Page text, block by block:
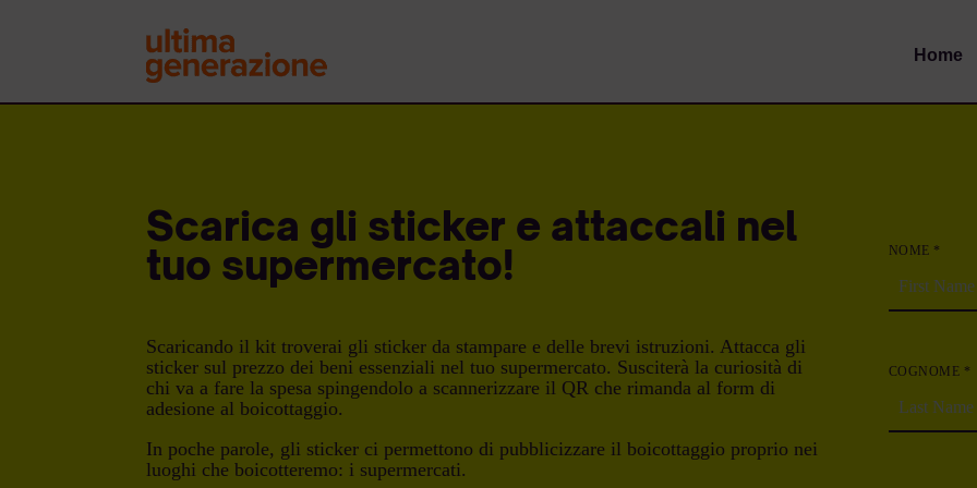
Home
Scarica gli sticker e attaccali nel
tuo supermercato!
Scaricando il kit troverai gli sticker da stampare e delle brevi istruzioni. Attacca gli
sticker sul prezzo dei beni essenziali nel tuo supermercato. Susciterà la curiosità di
chi va a fare la spesa spingendolo a scannerizzare il QR che rimanda al form di
adesione al boicottaggio.
In poche parole, gli sticker ci permettono di pubblicizzare il boicottaggio proprio nei
luoghi che boicotteremo: i supermercati.
NOME *
COGNOME *